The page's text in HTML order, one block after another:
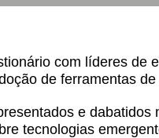
com líderes de
de ferramentas
e dabatidos
tecnologias